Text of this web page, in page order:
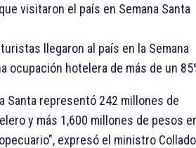
visitaron el país en Semana Santa
llegaron al país en la Semana
ocupación hotelera de más de un
Santa representó 242 millones de
y más 1,600 millones de pesos
expresó el ministro